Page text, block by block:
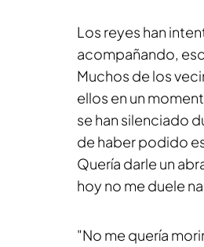
Los reyes han
acompañando,
Muchos de los
ellos en un
se han silenciado
de haber podido
Quería darle un
hoy no me duele
"No me quería